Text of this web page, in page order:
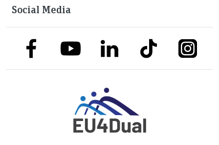
Social Media
link to facebooklink to youtubelink to linkedinlink to tiktok link to